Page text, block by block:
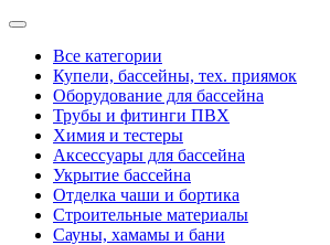
Все категории
Купели, бассейны, тех. приямок
Оборудование для бассейна
Трубы и фитинги ПВХ
Химия и тестеры
Аксессуары для бассейна
Укрытие бассейна
Отделка чаши и бортика
Строительные материалы
Сауны, хамамы и бани